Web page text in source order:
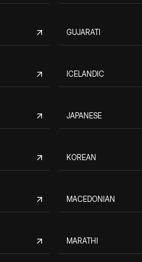
GUJARATI
ICELANDIC
JAPANESE
KOREAN
MACEDONIAN
MARATHI